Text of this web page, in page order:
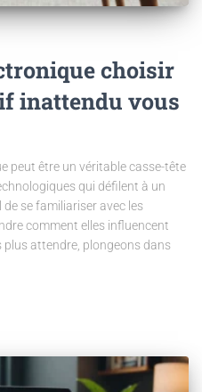
choisir
inattendu vous
peut être un véritable casse-tête
qui défilent à un
se familiariser avec les
comment elles influencent
plus attendre, plongeons dans